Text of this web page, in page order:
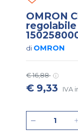
OMRON
di OMRON
€ 16,88
€ 9,33 IVA